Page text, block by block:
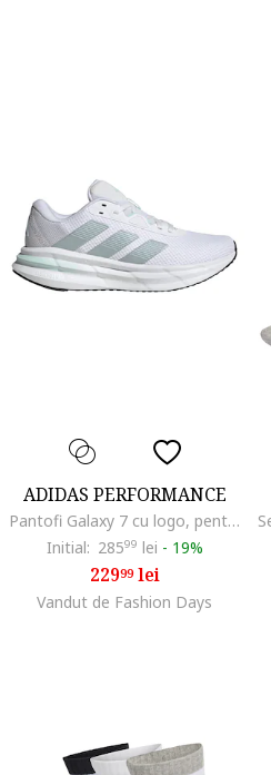
ADIDAS PERFORMANCE
Pantofi Galaxy 7 cu logo, pentru alergare, Alb/Gri cenusiu
Initial: 28599 lei - 19%
22999lei
Vandut de Fashion Days